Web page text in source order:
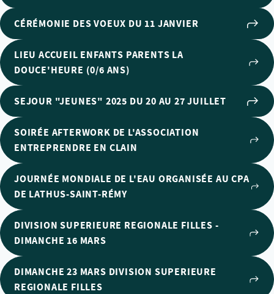
CÉRÉMONIE DES VOEUX DU 11 JANVIER
LIEU ACCUEIL ENFANTS PARENTS LA
DOUCE'HEURE (0/6 ANS)
SEJOUR "JEUNES" 2025 DU 20 AU 27 JUILLET
SOIRÉE AFTERWORK DE L'ASSOCIATION
ENTREPRENDRE EN CLAIN
JOURNÉE MONDIALE DE L'EAU ORGANISÉE AU CPA
DE LATHUS-SAINT-RÉMY
DIVISION SUPERIEURE REGIONALE FILLES -
DIMANCHE 16 MARS
DIMANCHE 23 MARS DIVISION SUPERIEURE
REGIONALE FILLES